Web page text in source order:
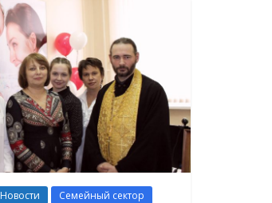
Новости Семейный сектор